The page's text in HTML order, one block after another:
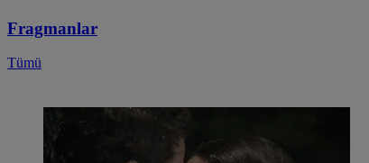
Fragmanlar
Tümü